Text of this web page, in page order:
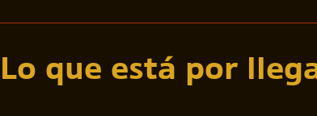
Lo que está por